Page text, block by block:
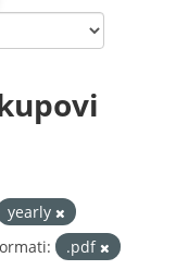
yearly
.pdf